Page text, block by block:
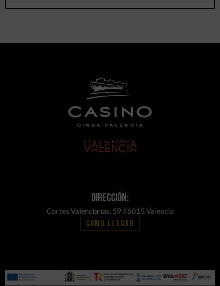
Dirección:
Cortes Valencianas, 59 46015 Valencia
Cómo llegar